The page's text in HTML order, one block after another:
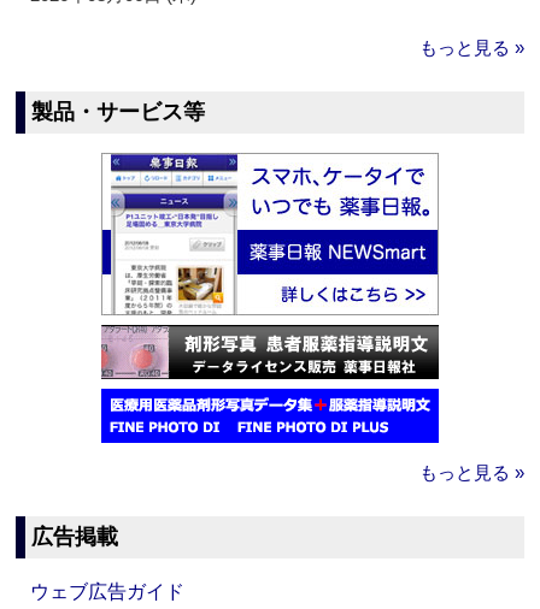
もっと見る »
製品・サービス等
もっと見る »
広告掲載
ウェブ広告ガイド